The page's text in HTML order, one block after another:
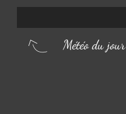
Météo du jour